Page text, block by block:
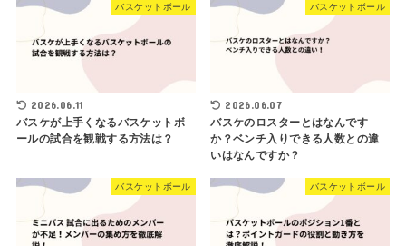
バスケットボール
2026.06.11
バスケが上手くなるバスケットボ
ールの試合を観戦する方法は？
バスケットボール
2026.06.07
バスケのロスターとはなんです
か？ベンチ入りできる人数との違
いはなんですか？
バスケットボール バスケットボール